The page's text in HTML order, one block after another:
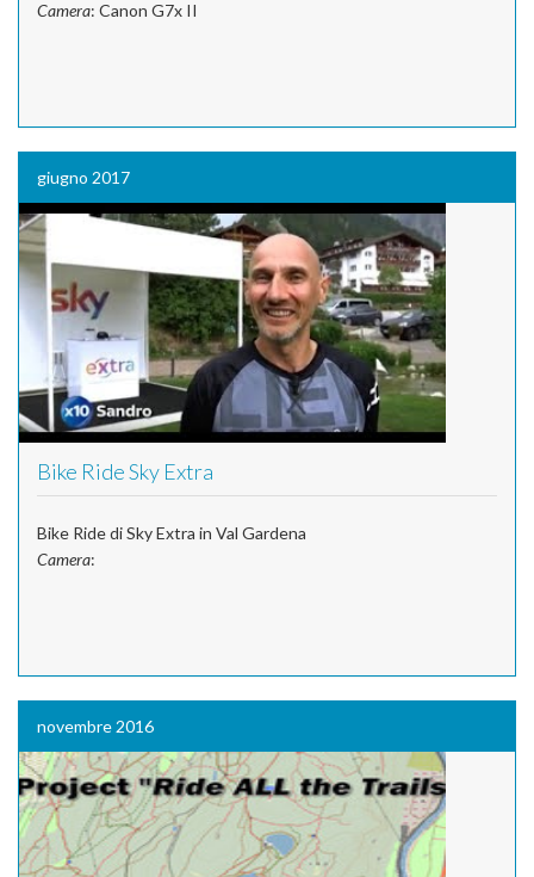
Camera: Canon G7x II
giugno 2017
Bike Ride Sky Extra
Bike Ride di Sky Extra in Val Gardena
Camera:
novembre 2016